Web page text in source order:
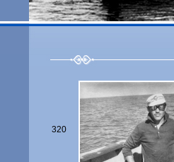
320